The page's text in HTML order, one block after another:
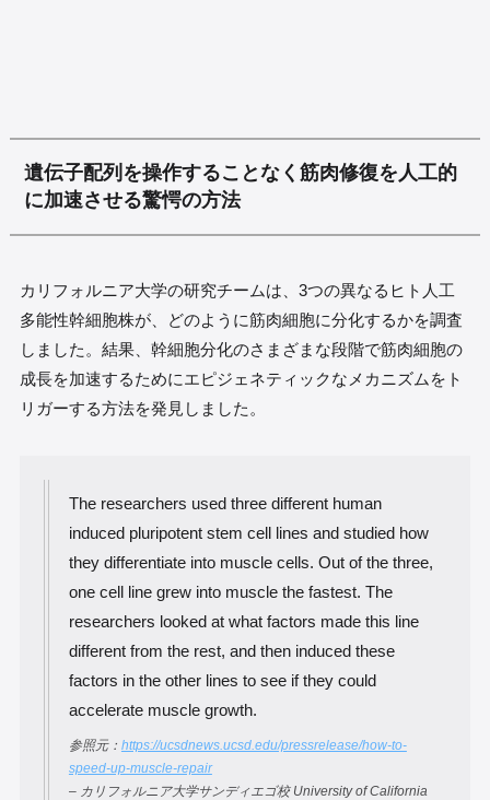
遺伝子配列を操作することなく筋肉修復を人工的
に加速させる驚愕の方法
カリフォルニア大学の研究チームは、3つの異なるヒト人工
多能性幹細胞株が、どのように筋肉細胞に分化するかを調査
しました。結果、幹細胞分化のさまざまな段階で筋肉細胞の
成長を加速するためにエピジェネティックなメカニズムをト
リガーする方法を発見しました。
The researchers used three different human
induced pluripotent stem cell lines and studied how
they differentiate into muscle cells. Out of the three,
one cell line grew into muscle the fastest. The
researchers looked at what factors made this line
different from the rest, and then induced these
factors in the other lines to see if they could
accelerate muscle growth.
参照元： https://ucsdnews.ucsd.edu/pressrelease/how-to-
speed-up-muscle-repair
– カリフォルニア大学サンディエゴ校 University of California